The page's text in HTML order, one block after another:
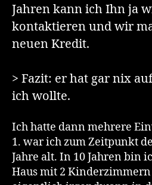
Jahren kann ich Ihn ja
kontaktieren und wir
neuen Kredit.
> Fazit: er hat gar nix
ich wollte.
Ich hatte dann mehrere
1. war ich zum Zeitpunkt
Jahre alt. In 10 Jahren bin
Haus mit 2